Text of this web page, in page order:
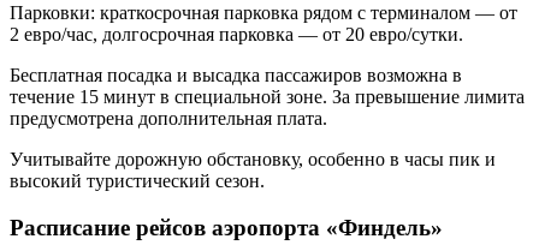
Парковки: краткосрочная парковка рядом с терминалом — от
2 евро/час, долгосрочная парковка — от 20 евро/сутки.
Бесплатная посадка и высадка пассажиров возможна в
течение 15 минут в специальной зоне. За превышение лимита
предусмотрена дополнительная плата.
Учитывайте дорожную обстановку, особенно в часы пик и
высокий туристический сезон.
Расписание рейсов аэропорта «Финдель»